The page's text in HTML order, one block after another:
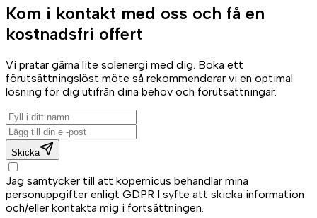
Kom i kontakt med oss och få en
kostnadsfri offert
Vi pratar gärna lite solenergi med dig. Boka ett
förutsättningslöst möte så rekommenderar vi en optimal
lösning för dig utifrån dina behov och förutsättningar.
Skicka
Jag samtycker till att kopernicus behandlar mina
personuppgifter enligt GDPR I syfte att skicka information
och/eller kontakta mig i fortsättningen.